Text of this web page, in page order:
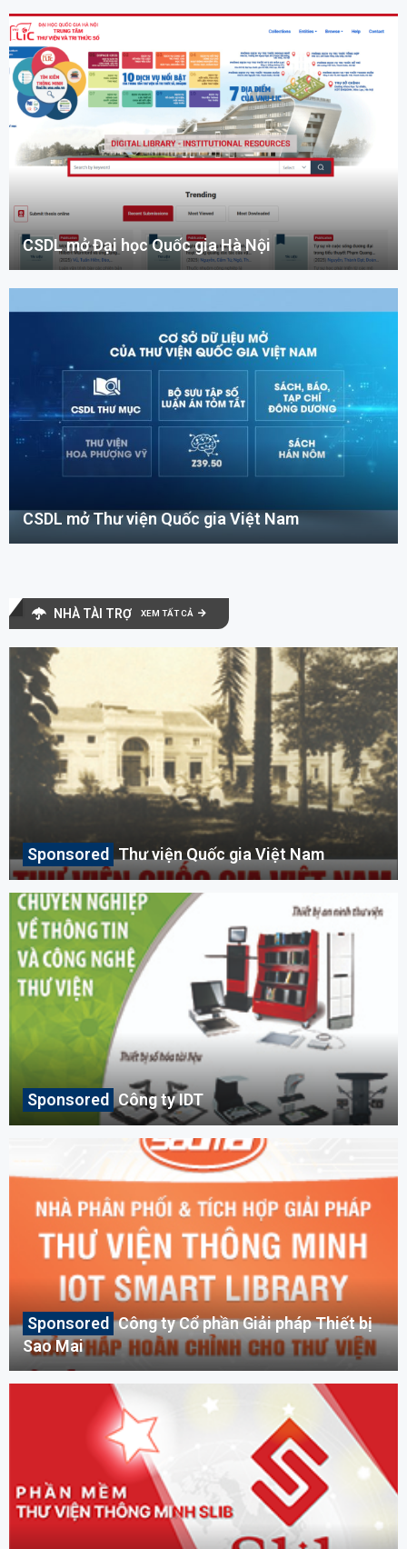
CSDL mở Đại học Quốc gia Hà Nội
CSDL mở Thư viện Quốc gia Việt Nam
NHÀ TÀI TRỢ XEM TẤT CẢ
Thư viện Quốc gia Việt Nam
Công ty IDT
Công ty Cổ phần Giải pháp Thiết bị
Sao Mai